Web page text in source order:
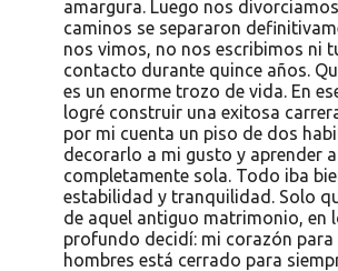
amargura. Luego nos
caminos se separaron
nos vimos, no nos escribimos ni
contacto durante quince años.
es un enorme trozo de vida. En
logré construir una exitosa
por mi cuenta un piso de dos
decorarlo a mi gusto y aprender
completamente sola. Todo iba
estabilidad y tranquilidad. Solo
de aquel antiguo matrimonio, en
profundo decidí: mi corazón para
hombres está cerrado para